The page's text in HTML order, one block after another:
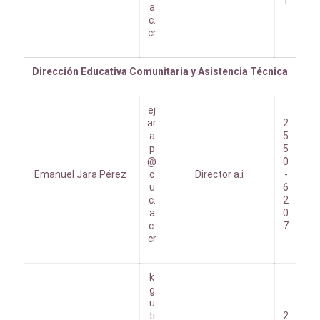
a
c.
cr
Dirección Educativa Comunitaria y Asistencia Técnica
Emanuel Jara Pérez
ej
ar
a
p
@
c
u
c.
a
c.
cr
Director a.i
2
5
5
0
-
6
2
0
7
k
g
u
ti
2